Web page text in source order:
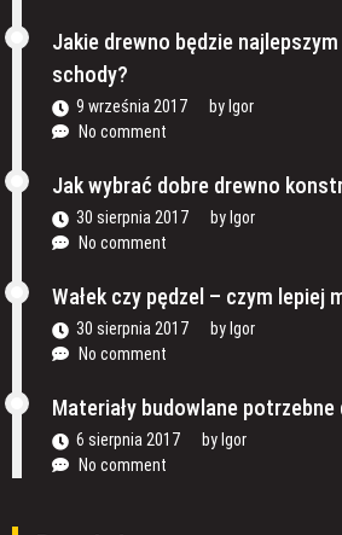
Jakie drewno będzie
schody?
9 września 2017 by Igor
No comment
Jak wybrać dobre drewno
30 sierpnia 2017 by Igor
No comment
Wałek czy pędzel – czym lepiej
30 sierpnia 2017 by Igor
No comment
Materiały budowlane
6 sierpnia 2017 by Igor
No comment